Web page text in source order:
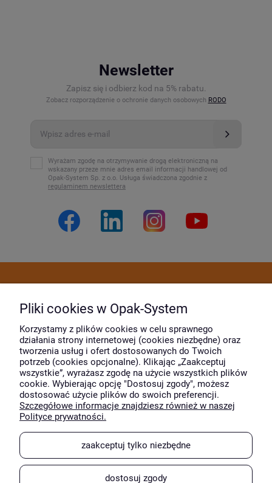
Newsletter
Zapisz się i odbierz kod na 5% rabatu.
Zobacz rozporządzenie o ochronie danych osobowych RODO
Wyrażam zgodę na otrzymywanie drogą elektroniczną na
wskazany przeze mnie adres email informacji handlowej od
Opak-System Sp. z o.o. Usługa świadczona zgodnie z
regulaminem newslettera
Moje konto
O firmie
Wyróżnili nas
Pliki cookies w Opak-System
Korzystamy z plików cookies w celu sprawnego
działania strony internetowej (cookies niezbędne) oraz
tworzenia usług i ofert dostosowanych do Twoich
potrzeb (cookies opcjonalne). Klikając „Zaakceptuj
wszystkie”, wyrażasz zgodę na użycie wszystkich plików
cookie. Wybierając opcję "Dostosuj zgody", możesz
dostosować użycie plików do swoich preferencji.
Szczegółowe informacje znajdziesz również w naszej
Polityce prywatności.
zaakceptuj tylko niezbędne
dostosuj zgody